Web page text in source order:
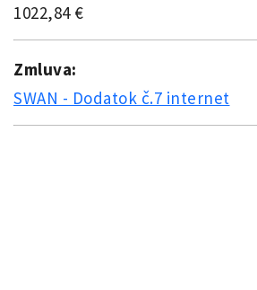
1022,84 €
Zmluva:
SWAN - Dodatok č.7 internet